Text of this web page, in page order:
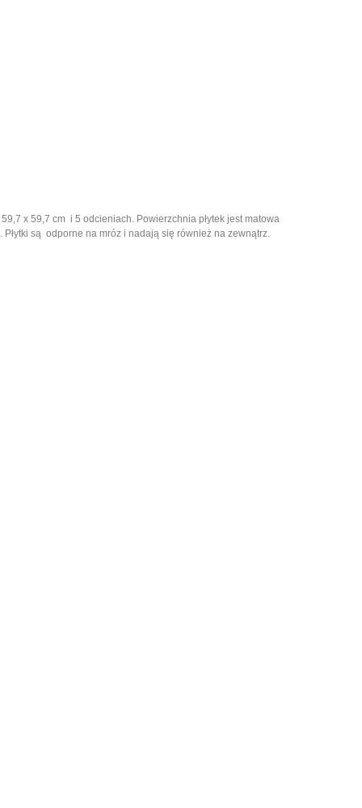
x 59,7 cm i 5 odcieniach. Powierzchnia płytek jest matowa
są odporne na mróz i nadają się również na zewnątrz.